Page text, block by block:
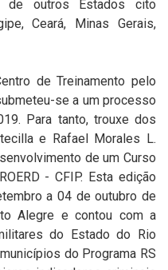
de outros Estados cito
Ceará, Minas Gerais,
de Treinamento pelo
se a um processo
Para tanto, trouxe dos
e Rafael Morales L.
de um Curso
- CFIP. Esta edição
a 04 de outubro de
Alegre e contou com a
do Estado do Rio
do Programa RS